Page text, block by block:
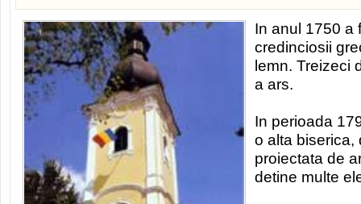
In anul 1750 a
credinciosii
lemn. Treizeci
a ars.
In perioada
o alta biserica,
proiectata de
detine multe